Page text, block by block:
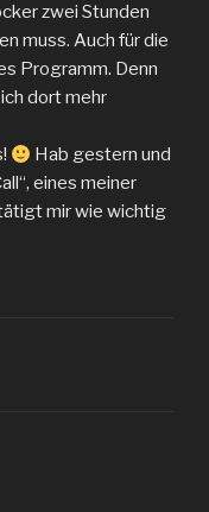
zwei Stunden
muss. Auch für die
Programm. Denn
dort mehr
Hab gestern und
eines meiner
mir wie wichtig